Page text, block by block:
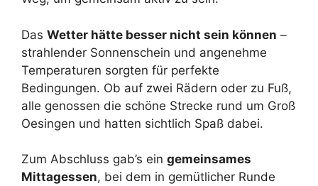
Das Wetter hätte besser nicht sein können –
strahlender Sonnenschein und angenehme
Temperaturen sorgten für perfekte
Bedingungen. Ob auf zwei Rädern oder zu Fuß,
alle genossen die schöne Strecke rund um Groß
Oesingen und hatten sichtlich Spaß dabei.
Zum Abschluss gab’s ein gemeinsames
Mittagessen, bei dem in gemütlicher Runde